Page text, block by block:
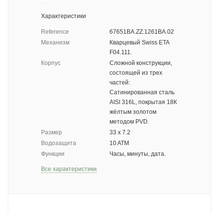
Характеристики
Reference
67651BA.ZZ.1261BA.02
Механизм
Кварцевый Swiss ETA
F04.111.
Корпус
Сложной конструкции,
состоящей из трех
частей:
Сатинированная сталь
AISI 316L, покрытая 18К
жёлтым золотом
методом PVD.
Размер
33 х 7.2
Водозащита
10 ATM
Функции
Часы, минуты, дата.
Все характеристики